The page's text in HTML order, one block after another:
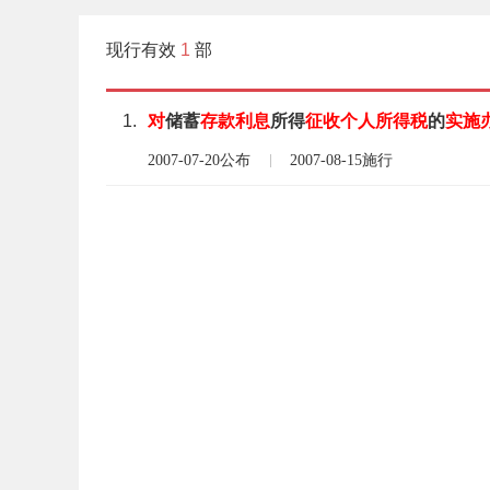
现行有效 1 部
1. 对储蓄存款利息所得征收个人所得税的实施
2007-07-20公布 2007-08-15施行